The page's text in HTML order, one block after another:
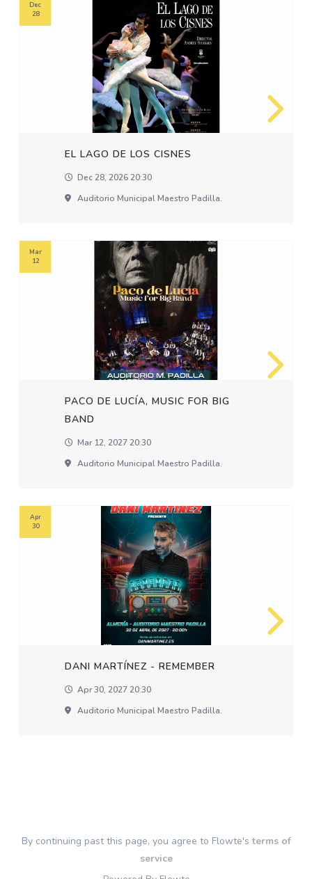
EL LAGO DE LOS CISNES
Dec 28, 2026 20:30
Auditorio Municipal Maestro Padilla.
Dec
28
PACO DE LUCÍA, MUSIC FOR BIG
BAND
Mar 12, 2027 20:30
Auditorio Municipal Maestro Padilla.
Mar
12
DANI MARTÍNEZ - REMEMBER
Apr 30, 2027 20:30
Auditorio Municipal Maestro Padilla.
Apr
30
By continuing past this page, you agree to Flowte'sterms of
service